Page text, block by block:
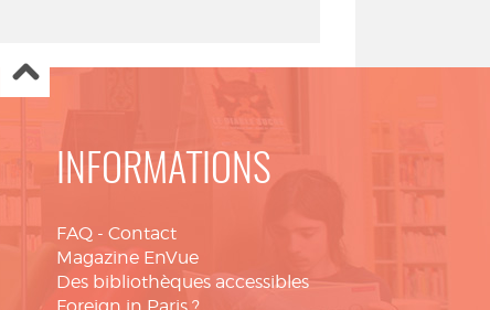
INFORMATIONS
FAQ - Contact
Magazine EnVue
Des bibliothèques accessibles